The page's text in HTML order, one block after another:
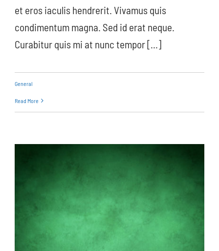
et eros iaculis hendrerit. Vivamus quis
condimentum magna. Sed id erat neque.
Curabitur quis mi at nunc tempor [...]
General
Read More